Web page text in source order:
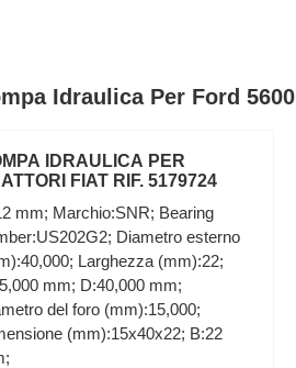
Idraulica Per Ford
IDRAULICA PER
FIAT RIF. 5179724
mm; Marchio:SNR; Bearing
Diametro esterno
Larghezza (mm):22;
mm; D:40,000 mm;
del foro (mm):15,000;
(mm):15x40x22; B:22